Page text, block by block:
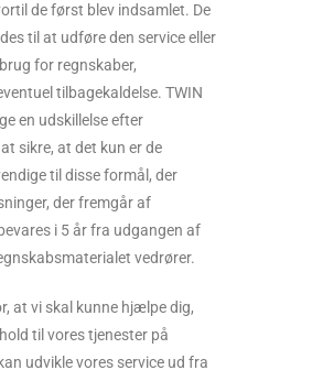
de først blev indsamlet. De
til at udføre den service eller
for regnskaber,
tilbagekaldelse. TWIN
en udskillelse efter
sikre, at det kun er de
til disse formål, der
der fremgår af
i 5 år fra udgangen af
vedrører.
at vi skal kunne hjælpe dig,
til vores tjenester på
udvikle vores service ud fra